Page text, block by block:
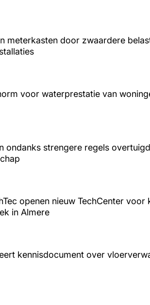
meterkasten door zwaardere
voor waterprestatie van
ondanks strengere regels
openen nieuw TechCenter voor
in Almere
kennisdocument over